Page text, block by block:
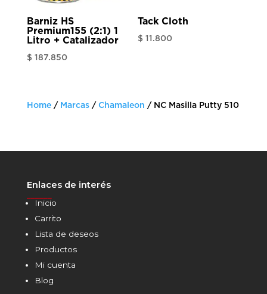
Barniz HS
Premium155 (2:1) 1
Litro + Catalizador
$ 187.850
Tack Cloth
$ 11.800
Home/ Marcas/ Chamaleon / NC Masilla Putty 510
Enlaces de interés
Inicio
Carrito
Lista de deseos
Productos
Mi cuenta
Blog